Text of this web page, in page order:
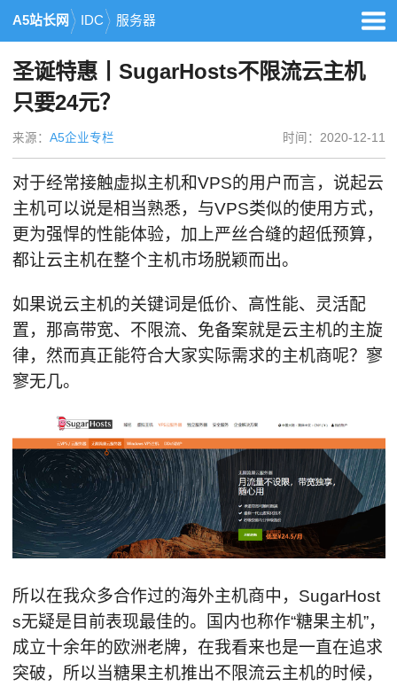
A5站长网 IDC 服务器
圣诞特惠丨SugarHosts不限流云主机
只要24元？
来源： A5企业专栏 时间：2020-12-11
对于经常接触虚拟主机和VPS的用户而言，说起云
主机可以说是相当熟悉，与VPS类似的使用方式，
更为强悍的性能体验，加上严丝合缝的超低预算，
都让云主机在整个主机市场脱颖而出。
如果说云主机的关键词是低价、高性能、灵活配
置，那高带宽、不限流、免备案就是云主机的主旋
律，然而真正能符合大家实际需求的主机商呢？寥
寥无几。
所以在我众多合作过的海外主机商中，SugarHost
s无疑是目前表现最佳的。国内也称作“糖果主机”，
成立十余年的欧洲老牌，在我看来也是一直在追求
突破，所以当糖果主机推出不限流云主机的时候，